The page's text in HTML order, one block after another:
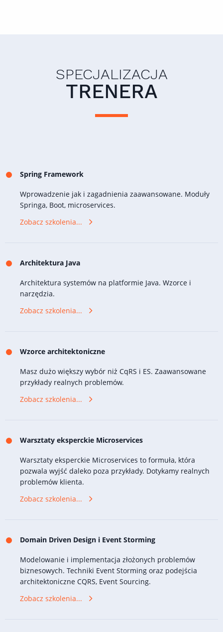
SPECJALIZACJA
TRENERA
Spring Framework
Wprowadzenie jak i zagadnienia zaawansowane. Moduły
Springa, Boot, microservices.
Zobacz szkolenia...
Architektura Java
Architektura systemów na platformie Java. Wzorce i
narzędzia.
Zobacz szkolenia...
Wzorce architektoniczne
Masz dużo większy wybór niż CqRS i ES. Zaawansowane
przykłady realnych problemów.
Zobacz szkolenia...
Warsztaty eksperckie Microservices
Warsztaty eksperckie Microservices to formuła, która
pozwala wyjść daleko poza przykłady. Dotykamy realnych
problemów klienta.
Zobacz szkolenia...
Domain Driven Design i Event Storming
Modelowanie i implementacja złożonych problemów
biznesowych. Techniki Event Storming oraz podejścia
architektoniczne CQRS, Event Sourcing.
Zobacz szkolenia...